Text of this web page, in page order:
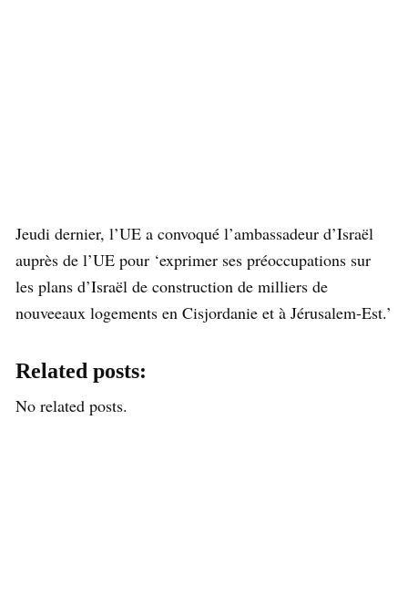
Jeudi dernier, l’UE a convoqué l’ambassadeur d’Israël
auprès de l’UE pour ‘exprimer ses préoccupations sur
les plans d’Israël de construction de milliers de
nouveeaux logements en Cisjordanie et à Jérusalem-Est.’
Related posts:
No related posts.